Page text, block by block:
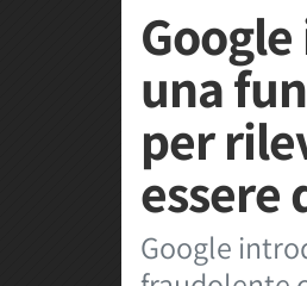
una
per
essere
Google